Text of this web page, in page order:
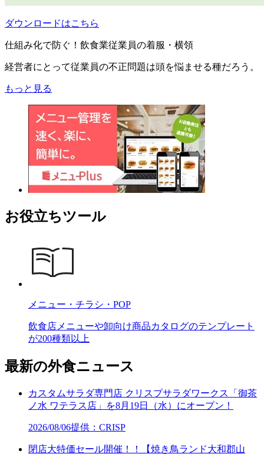
ダウンロードはこちら
仕組み化で防ぐ！飲食業従業員の着服・横領
経営者にとって従業員の不正問題は頭を悩ませる種だろう。
もっと見る
お役立ちツール
メニュー・チラシ・POP
飲食店メニューや卸向け商品カタログのテンプレート
が200種類以上
最新の外食ニュース
カスタムサラダ専門店 クリスプサラダワークス「御茶
ノ水 ワテラス店」を8月19日（水）にオープン！
2026/08/06提供：CRISP
閉店大特価セール開催！！【焼き鳥ランド大和郡山